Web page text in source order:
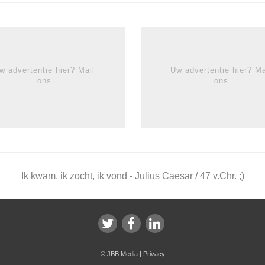
advertentie hier? Mail
ons
Uw advertentie hier?
ons
Ik kwam, ik zocht, ik vond - Julius Caesar / 47 v.Chr. ;)
© JBB Media| Privacy